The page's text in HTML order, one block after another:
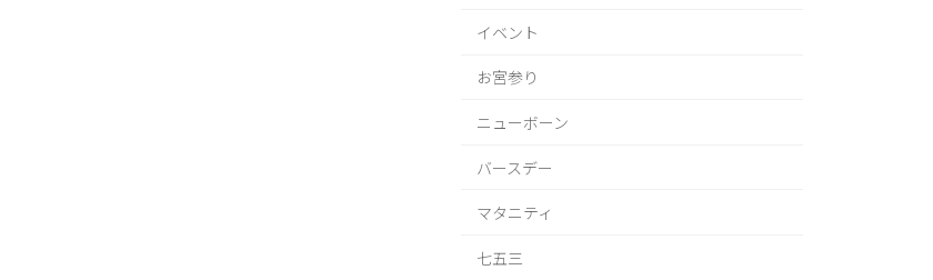
イベント
お宮参り
ニューボーン
バースデー
マタニティ
七五三